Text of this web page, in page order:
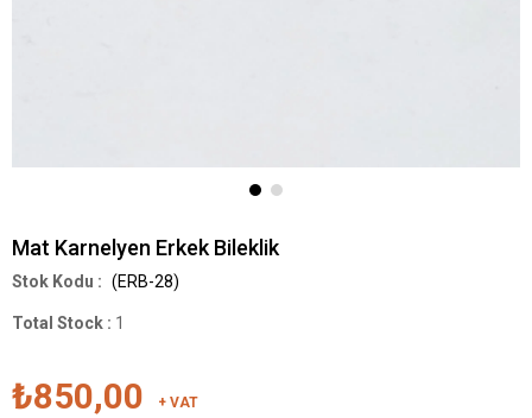
Mat Karnelyen Erkek Bileklik
(ERB-28)
Total Stock : 1
₺850,00 + VAT